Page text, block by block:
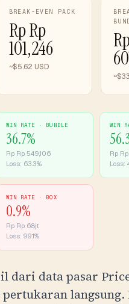
BREAK-EVEN PACK
Rp Rp
101,246
~$5.62 USD
WIN RATE · BUNDLE
36.7%
Rp Rp 549,106
Loss: 63.3%
WIN
Rp
Loss:
WIN RATE · BOX
0.9%
Rp Rp 6.8jt
Loss: 99.1%
dari data pasar